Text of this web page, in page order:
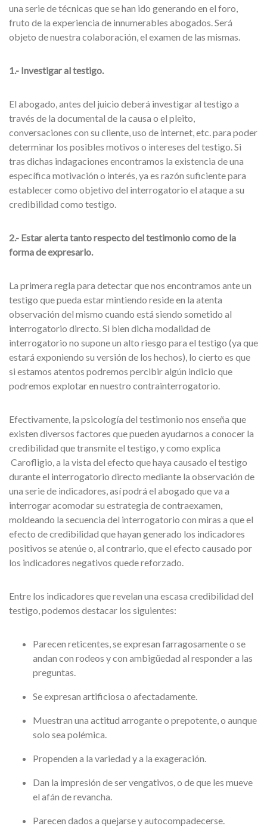
una serie de técnicas que se han ido generando en el foro,
fruto de la experiencia de innumerables abogados. Será
objeto de nuestra colaboración, el examen de las mismas.
1.- Investigar al testigo.
El abogado, antes del juicio deberá investigar al testigo a
través de la documental de la causa o el pleito,
conversaciones con su cliente, uso de internet, etc. para poder
determinar los posibles motivos o intereses del testigo. Si
tras dichas indagaciones encontramos la existencia de una
específica motivación o interés, ya es razón suficiente para
establecer como objetivo del interrogatorio el ataque a su
credibilidad como testigo.
2.- Estar alerta tanto respecto del testimonio como de la
forma de expresarlo.
La primera regla para detectar que nos encontramos ante un
testigo que pueda estar mintiendo reside en la atenta
observación del mismo cuando está siendo sometido al
interrogatorio directo. Si bien dicha modalidad de
interrogatorio no supone un alto riesgo para el testigo (ya que
estará exponiendo su versión de los hechos), lo cierto es que
si estamos atentos podremos percibir algún indicio que
podremos explotar en nuestro contrainterrogatorio.
Efectivamente, la psicología del testimonio nos enseña que
existen diversos factores que pueden ayudarnos a conocer la
credibilidad que transmite el testigo, y como explica
Carofligio, a la vista del efecto que haya causado el testigo
durante el interrogatorio directo mediante la observación de
una serie de indicadores, así podrá el abogado que va a
interrogar acomodar su estrategia de contraexamen,
moldeando la secuencia del interrogatorio con miras a que el
efecto de credibilidad que hayan generado los indicadores
positivos se atenúe o, al contrario, que el efecto causado por
los indicadores negativos quede reforzado.
Entre los indicadores que revelan una escasa credibilidad del
testigo, podemos destacar los siguientes:
Parecen reticentes, se expresan farragosamente o se
andan con rodeos y con ambigüedad al responder a las
preguntas.
Se expresan artificiosa o afectadamente.
Muestran una actitud arrogante o prepotente, o aunque
solo sea polémica.
Propenden a la variedad y a la exageración.
Dan la impresión de ser vengativos, o de que les mueve
el afán de revancha.
Parecen dados a quejarse y autocompadecerse.